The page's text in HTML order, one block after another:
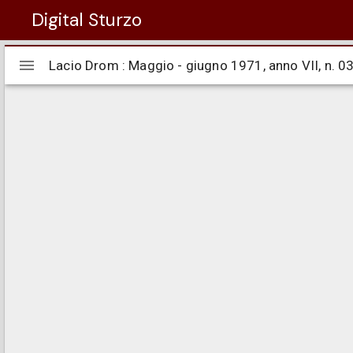
Digital Sturzo
Visualizzatore
Mirador
Lacio Drom : Maggio - giugno 1971, anno VII, n.
Lacio Drom : Maggio - giugno 1971, anno VII, n.